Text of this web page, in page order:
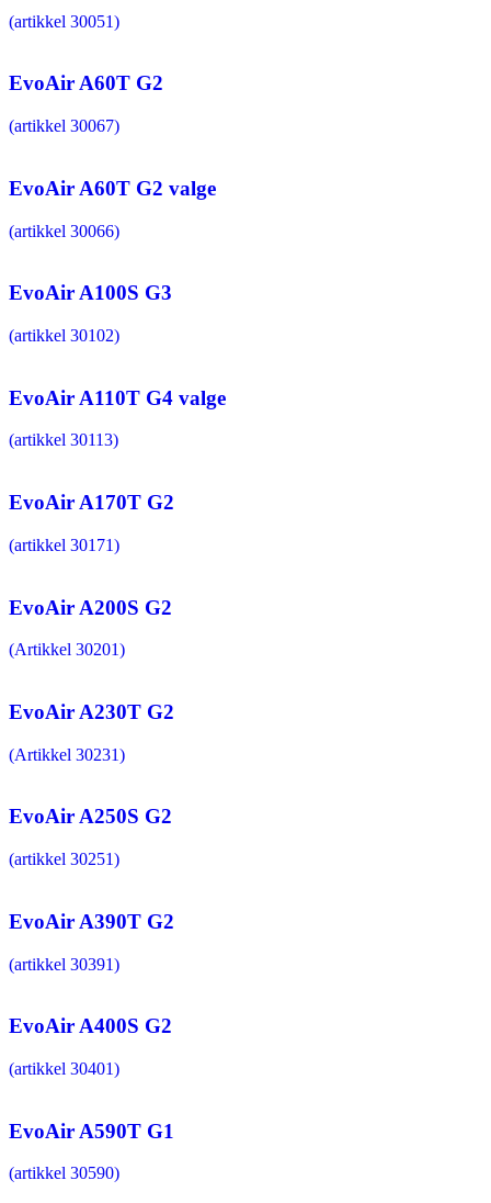
(artikkel 30051)
EvoAir A60T G2
(artikkel 30067)
EvoAir A60T G2 valge
(artikkel 30066)
EvoAir A100S G3
(artikkel 30102)
EvoAir A110T G4 valge
(artikkel 30113)
EvoAir A170T G2
(artikkel 30171)
EvoAir A200S G2
(Artikkel 30201)
EvoAir A230T G2
(Artikkel 30231)
EvoAir A250S G2
(artikkel 30251)
EvoAir A390T G2
(artikkel 30391)
EvoAir A400S G2
(artikkel 30401)
EvoAir A590T G1
(artikkel 30590)